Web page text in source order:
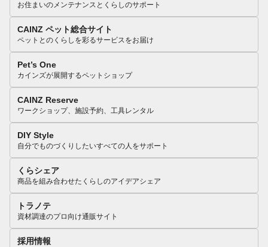
お住まいのメンテナンスとくらしのサポート
CAINZ ペット総合サイト
ペットとのくらしを彩るサービスをお届け
Pet’s One
カインズが展開するペットショップ
CAINZ Reserve
ワークショップ、施設予約、工具レンタル
DIY Style
自分でものづくりしたいすべての人をサポート
くらシェア
商品を組み合わせたくらしのアイデアシェア
トラノテ
資材調達のプロ向け通販サイト
採用情報